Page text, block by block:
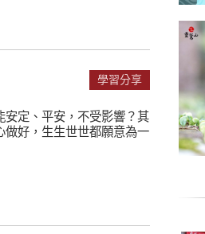
安定、平安，不受影響？其
做好，生生世世都願意為一
學習分享